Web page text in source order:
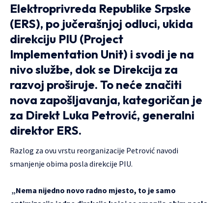
Elektroprivreda Republike Srpske
(ERS), po jučerašnjoj odluci, ukida
direkciju PIU (Project
Implementation Unit) i svodi je na
nivo službe, dok se Direkcija za
razvoj proširuje. To neće značiti
nova zapošljavanja, kategoričan je
za Direkt Luka Petrović, generalni
direktor ERS.
Razlog za ovu vrstu reorganizacije Petrović navodi
smanjenje obima posla direkcije PIU.
„Nema nijedno novo radno mjesto, to je samo